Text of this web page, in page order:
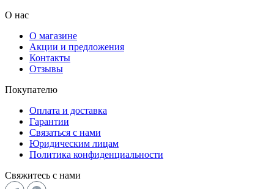
О нас
О магазине
Акции и предложения
Контакты
Отзывы
Покупателю
Оплата и доставка
Гарантии
Связаться с нами
Юридическим лицам
Политика конфиденциальности
Свяжитесь с нами